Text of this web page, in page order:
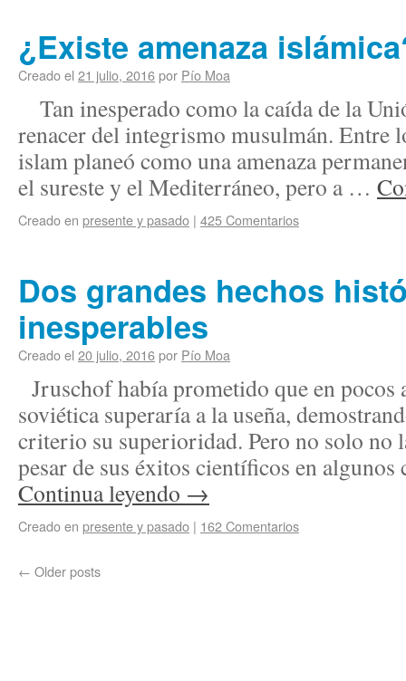
¿Existe amenaza
Creado el 21 julio, 2016por Pío Moa
Tan inesperado como la caída de la
renacer del integrismo musulmán.
islam planeó como una amenaza
el sureste y el Mediterráneo, pero a …
Creado en presente y pasado | 425 Comentarios
Dos grandes hechos
inesperables
Creado el 20 julio, 2016por Pío Moa
Jruschof había prometido que en pocos
soviética superaría a la useña,
criterio su superioridad. Pero no solo no
pesar de sus éxitos científicos en
Continua leyendo →
Creado en presente y pasado | 162 Comentarios
← Older posts